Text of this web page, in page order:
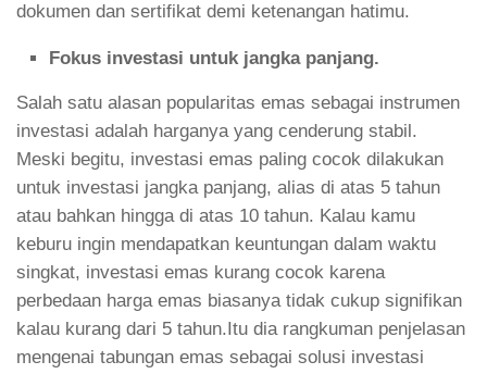
dokumen dan sertifikat demi ketenangan hatimu.
Fokus investasi untuk jangka panjang.
Salah satu alasan popularitas emas sebagai instrumen
investasi adalah harganya yang cenderung stabil.
Meski begitu, investasi emas paling cocok dilakukan
untuk investasi jangka panjang, alias di atas 5 tahun
atau bahkan hingga di atas 10 tahun. Kalau kamu
keburu ingin mendapatkan keuntungan dalam waktu
singkat, investasi emas kurang cocok karena
perbedaan harga emas biasanya tidak cukup signifikan
kalau kurang dari 5 tahun.Itu dia rangkuman penjelasan
mengenai tabungan emas sebagai solusi investasi